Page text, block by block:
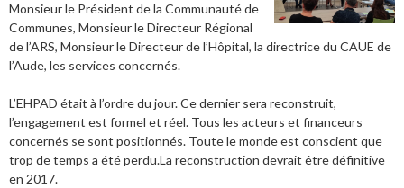
Monsieur le Président de la Communauté de
Communes, Monsieur le Directeur Régional
de l’ARS, Monsieur le Directeur de l’Hôpital, la directrice du CAUE de
l’Aude, les services concernés.
L’EHPAD était à l’ordre du jour. Ce dernier sera reconstruit,
l’engagement est formel et réel. Tous les acteurs et financeurs
concernés se sont positionnés. Toute le monde est conscient que
trop de temps a été perdu.La reconstruction devrait être définitive
en 2017.